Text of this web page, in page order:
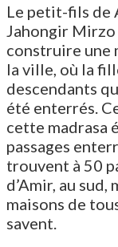
Le petit-fils de
Jahongir
construire une
la ville, où la
descendants
été enterrés.
cette madrasa
passages
trouvent à 50
d’Amir, au
maisons de
savent.